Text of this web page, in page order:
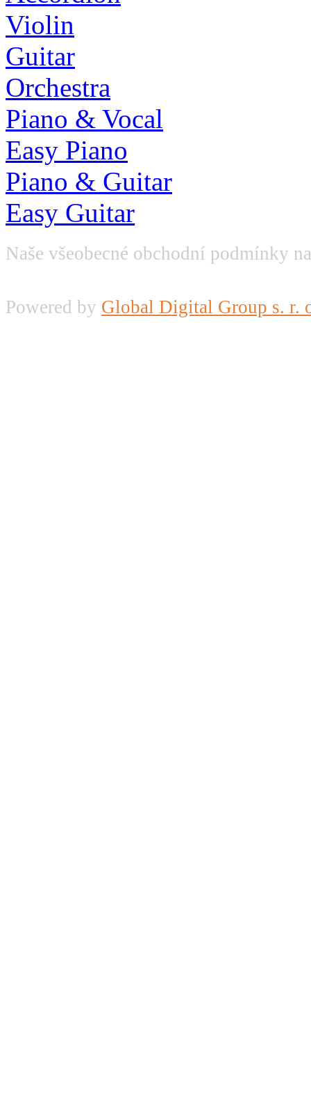
Violin
Guitar
Orchestra
Piano & Vocal
Easy Piano
Piano & Guitar
Easy Guitar
Naše všeobecné obchodní podmínky
Powered by Global Digital Group s. r.